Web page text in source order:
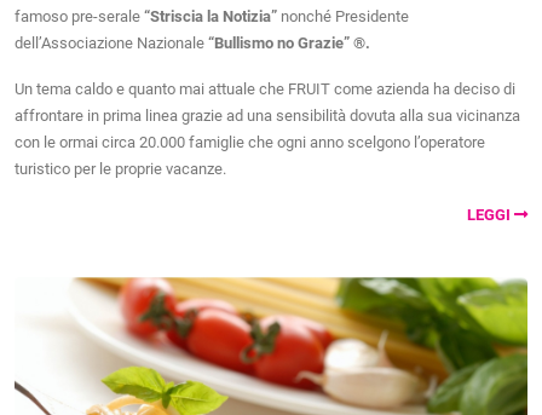
famoso pre-serale “Striscia la Notizia” nonché Presidente
dell’Associazione Nazionale “Bullismo no Grazie” ®.
Un tema caldo e quanto mai attuale che FRUIT come azienda ha deciso di
affrontare in prima linea grazie ad una sensibilità dovuta alla sua vicinanza
con le ormai circa 20.000 famiglie che ogni anno scelgono l’operatore
turistico per le proprie vacanze.
LEGGI